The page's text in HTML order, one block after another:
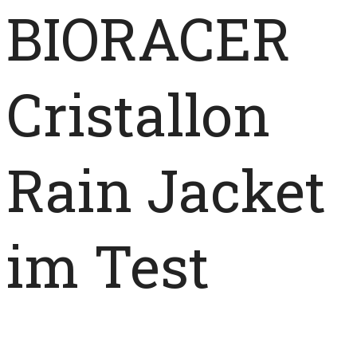
BIORACER
Cristallon
Rain Jacket
im Test